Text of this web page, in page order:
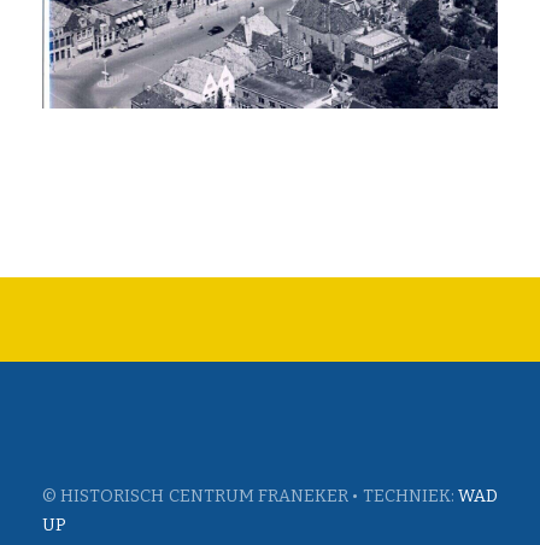
© HISTORISCH CENTRUM FRANEKER • TECHNIEK: WAD
UP